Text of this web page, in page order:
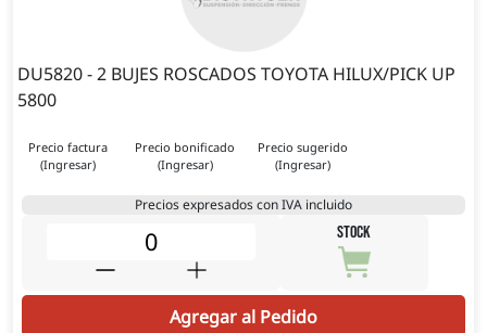
DU5820 - 2 BUJES ROSCADOS TOYOTA HILUX/PICK UP
5800
Precio factura
(Ingresar)
Precio bonificado
(Ingresar)
Precio sugerido
(Ingresar)
Precios expresados con IVA incluido
STOCK
Agregar al Pedido